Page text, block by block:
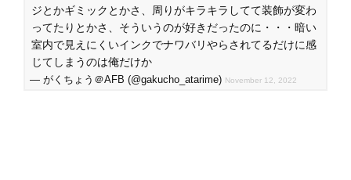
ジとかギミックとかさ、周りがキラキラしてて装飾が変わ
ってたりとかさ、そういうのが好きだったのに・・・暗い
室内で見えにくいインクでナワバリやらされてるだけに感
じてしまうのは俺だけか
— がくちょう＠AFB (@gakucho_atarime) November 12, 2022